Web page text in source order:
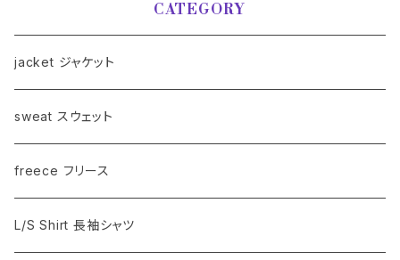
CATEGORY
jacket ジャケット
sweat スウェット
freece フリース
L/S Shirt 長袖シャツ